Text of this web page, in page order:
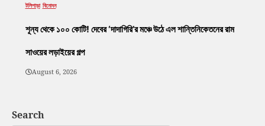
টলিপাড়া বিনোদন
শূন্য থেকে ১০০ কোটি! দেবের ‘দাদাগিরি’র মঞ্চে উঠে এল শান্তিনিকেতনের রাম
সাওয়ের লড়াইয়ের গল্প
August 6, 2026
Search